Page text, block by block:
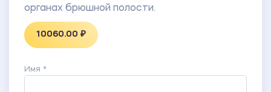
органах брюшной полости.
10060.00 ₽
Имя *